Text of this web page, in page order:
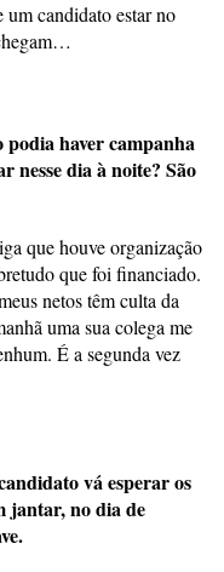
candidato estar no
haver campanha
dia à noite? São
que houve organização
que foi financiado.
netos têm culta da
uma sua colega me
É a segunda vez
vá esperar os
jantar, no dia de